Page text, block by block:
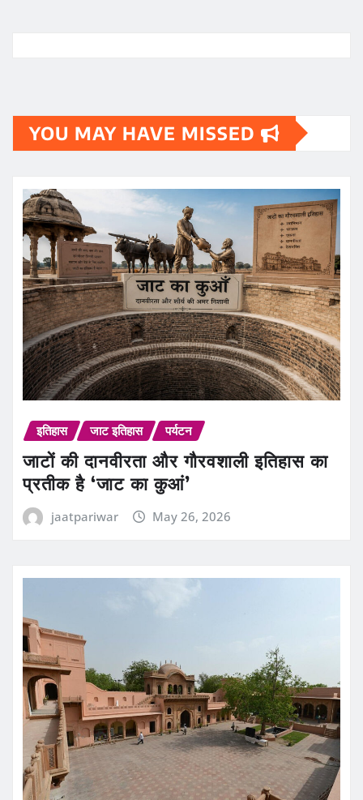
YOU MAY HAVE MISSED
इतिहास जाट इतिहास पर्यटन
जाटों की दानवीरता और गौरवशाली इतिहास का
प्रतीक है ‘जाट का कुआं’
jaatpariwar May 26, 2026